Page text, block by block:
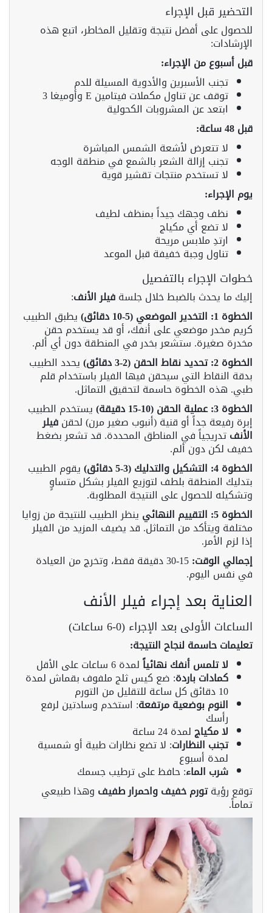
التحضير قبل الإجراء
للحصول على أفضل نتيجة وتقليل المخاطر، اتبع هذه
الإرشادات:
قبل أسبوع من الإجراء:
تجنب الأسبرين والأدوية المسيلة للدم
توقف عن تناول مكملات فيتامين E وأوميغا 3
ابتعد عن المشروبات الكحولية
قبل 48 ساعة:
لا تتعرض لأشعة الشمس المباشرة
تجنب إزالة الشعر بالشمع في منطقة الوجه
لا تستخدم منتجات تقشير قوية
يوم الإجراء:
نظف وجهك جيداً بمنظف لطيف
لا تضع أي مكياج
ارتدِ ملابس مريحة
تناول وجبة خفيفة قبل الموعد
خطوات الإجراء بالتفصيل
إليك ما يحدث بالضبط خلال جلسةفيلر الأنف:
الخطوة 1: التخدير الموضعي (5-10 دقائق)
يطبق الطبيب
كريم مخدر موضعي على أنفك، أو قد يستخدم حقن
مخدرة صغيرة. ستشعر بخدر في المنطقة دون أي ألم.
الخطوة 2: تحديد نقاط الحقن (2-3 دقائق)
يحدد الطبيب
بدقة النقاط التي سيحقن فيها الفيلر باستخدام قلم
طبي. هذه الخطوة حاسمة لتحقيق التماثل.
الخطوة 3: عملية الحقن (10-15 دقيقة)
يستخدم الطبيب
إبرة رفيعة جداً أو قنية (أنبوب صغير مرن) لحقنفيلر
الأنفتدريجياً في المناطق المحددة. قد تشعر بضغط
خفيف لكن دون ألم.
الخطوة 4: التشكيل والتدليك (3-5 دقائق)
يقوم الطبيب
بتدليك المنطقة بلطف لتوزيع الفيلر بشكل متساوٍ
وتشكيله للحصول على النتيجة المطلوبة.
الخطوة 5: التقييم النهائي
ينظر الطبيب للنتيجة من زوايا
مختلفة ويتأكد من التماثل. قد يضيف المزيد من الفيلر
إذا لزم الأمر.
إجمالي الوقت:
15-30 دقيقة فقط، وتخرج من العيادة
في نفس اليوم.
العناية بعد إجراء فيلر الأنف
الساعات الأولى بعد الإجراء (0-6 ساعات)
تعليمات حاسمة لنجاح النتيجة:
لا تلمس أنفك نهائياًلمدة 6 ساعات على الأقل
كمادات باردة: ضع كيس ثلج ملفوف بقماش لمدة
10 دقائق كل ساعة للتقليل من التورم
النوم بوضعية مرتفعة: استخدم وسادتين لرفع
رأسك
لا مكياجلمدة 24 ساعة
تجنب النظارات: لا تضع نظارات طبية أو شمسية
لمدة أسبوع
شرب الماء: حافظ على ترطيب جسمك
توقع رؤيةتورم خفيف واحمرار طفيف وهذا طبيعي
تماماً.